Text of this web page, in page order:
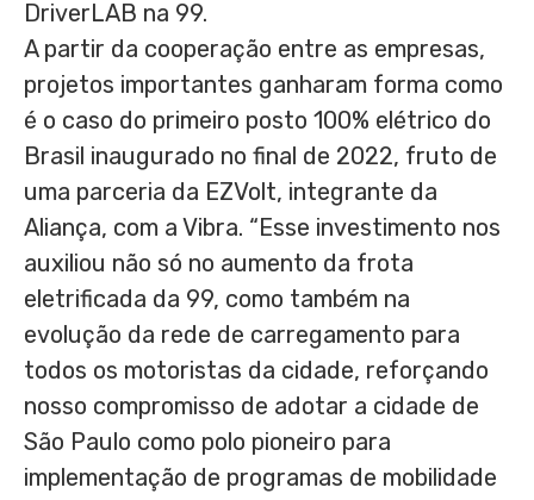
DriverLAB na 99.
A partir da cooperação entre as empresas,
projetos importantes ganharam forma como
é o caso do primeiro posto 100% elétrico do
Brasil inaugurado no final de 2022, fruto de
uma parceria da EZVolt, integrante da
Aliança, com a Vibra. “Esse investimento nos
auxiliou não só no aumento da frota
eletrificada da 99, como também na
evolução da rede de carregamento para
todos os motoristas da cidade, reforçando
nosso compromisso de adotar a cidade de
São Paulo como polo pioneiro para
implementação de programas de mobilidade